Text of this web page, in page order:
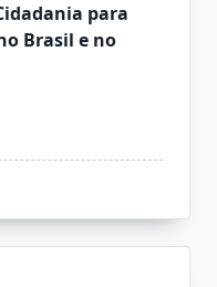
para
Brasil e no